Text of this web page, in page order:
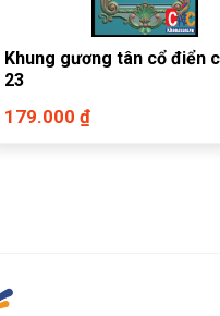
Khung gương tân cổ điển
23
179.000 ₫